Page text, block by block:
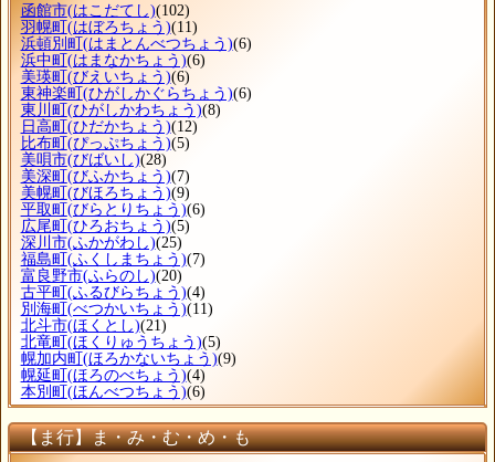
函館市(はこだてし)(102)
羽幌町 (はぼろちょう)(11)
浜頓別町 (はまとんべつちょう)(6)
浜中町 (はまなかちょう)(6)
美瑛町 (びえいちょう)(6)
東神楽町 (ひがしかぐらちょう)(6)
東川町 (ひがしかわちょう)(8)
日高町 (ひだかちょう)(12)
比布町 (ぴっぷちょう)(5)
美唄市(びばいし)(28)
美深町 (びふかちょう)(7)
美幌町 (びほろちょう)(9)
平取町 (びらとりちょう)(6)
広尾町 (ひろおちょう)(5)
深川市(ふかがわし)(25)
福島町 (ふくしまちょう)(7)
富良野市(ふらのし)(20)
古平町 (ふるびらちょう)(4)
別海町 (べつかいちょう)(11)
北斗市(ほくとし)(21)
北竜町 (ほくりゅうちょう)(5)
幌加内町 (ほろかないちょう)(9)
幌延町 (ほろのべちょう)(4)
本別町 (ほんべつちょう)(6)
【ま行】ま・み・む・め・も